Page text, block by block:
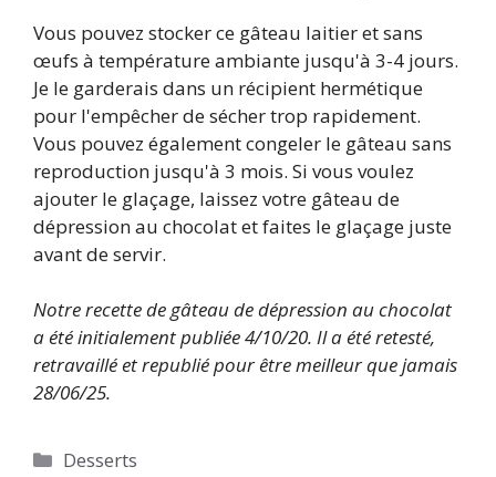
Vous pouvez stocker ce gâteau laitier et sans
œufs à température ambiante jusqu'à 3-4 jours.
Je le garderais dans un récipient hermétique
pour l'empêcher de sécher trop rapidement.
Vous pouvez également congeler le gâteau sans
reproduction jusqu'à 3 mois. Si vous voulez
ajouter le glaçage, laissez votre gâteau de
dépression au chocolat et faites le glaçage juste
avant de servir.
Notre recette de gâteau de dépression au chocolat
a été initialement publiée4/10/20. Il a été retesté,
retravaillé et republié pour être meilleur que jamais
28/06/25.
Catégories
Desserts